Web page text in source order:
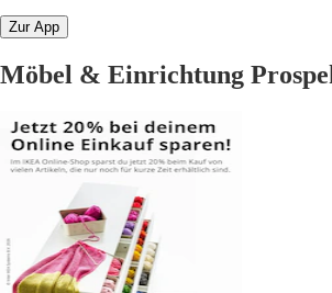
Zur App
Möbel & Einrichtung